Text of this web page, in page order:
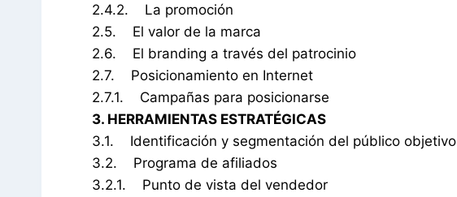
2.4.2. La promoción
2.5. El valor de la marca
2.6. El branding a través del patrocinio
2.7. Posicionamiento en Internet
2.7.1. Campañas para posicionarse
3. HERRAMIENTAS ESTRATÉGICAS
3.1. Identificación y segmentación del público objetivo
3.2. Programa de afiliados
3.2.1. Punto de vista del vendedor